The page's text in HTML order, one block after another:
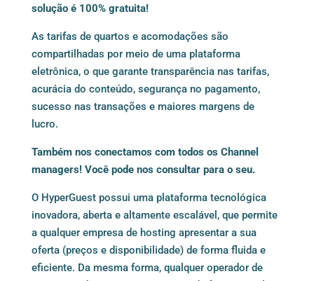
solução é 100% gratuita!
As tarifas de quartos e acomodações são
compartilhadas por meio de uma plataforma
eletrônica, o que garante transparência nas tarifas,
acurácia do conteúdo, segurança no pagamento,
sucesso nas transações e maiores margens de
lucro.
Também nos conectamos com todos os Channel
managers! Você pode nos consultar para o seu.
O HyperGuest possui uma plataforma tecnológica
inovadora, aberta e altamente escalável, que permite
a qualquer empresa de hosting apresentar a sua
oferta (preços e disponibilidade) de forma fluida e
eficiente. Da mesma forma, qualquer operador de